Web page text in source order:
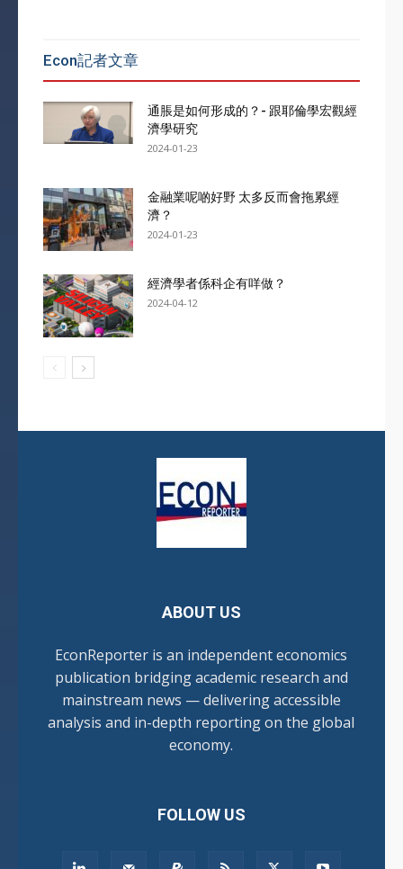
Econ記者文章
通脹是如何形成的？- 跟耶倫學宏觀經
濟學研究
2024-01-23
金融業呢啲好野 太多反而會拖累經
濟？
2024-01-23
經濟學者係科企有咩做？
2024-04-12
ABOUT US
EconReporter is an independent economics
publication bridging academic research and
mainstream news — delivering accessible
analysis and in-depth reporting on the global
economy.
FOLLOW US